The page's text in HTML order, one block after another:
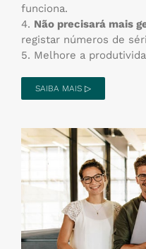
funciona.
4. Não precisará mais
registar números de
5. Melhore a
SAIBA MAIS ▷